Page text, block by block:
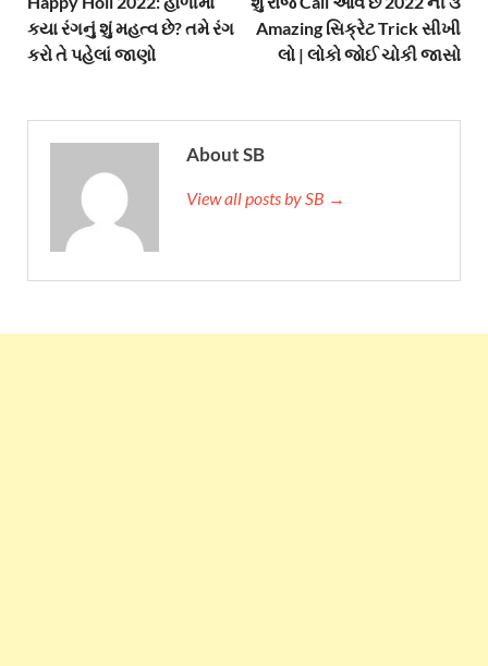
કયા રંગનું શું મહત્વ છે? તમે રંગ
કરો તે પહેલાં જાણો
Amazing સિક્રેટ Trick સીખી
લો | લોકો જોઈ ચોકી જાસો
About SB
View all posts by SB →